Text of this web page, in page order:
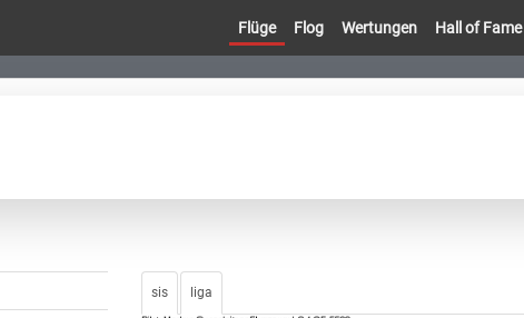
Flüge Flog Wertungen Hall of Fame
sis liga